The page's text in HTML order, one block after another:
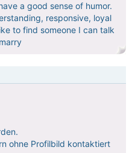
a good sense of humor.
responsive, loyal
to find someone I can talk
ohne Profilbild kontaktiert